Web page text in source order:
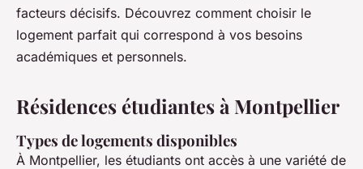
facteurs décisifs. Découvrez comment choisir le
logement parfait qui correspond à vos besoins
académiques et personnels.
Résidences étudiantes à Montpellier
Types de logements disponibles
À Montpellier, les étudiants ont accès à une variété de